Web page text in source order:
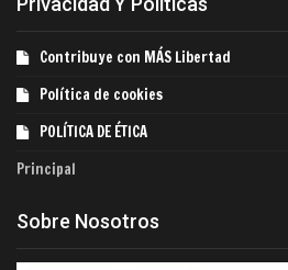
Contribuye con MÁS Libertad
Política de cookies
POLÍTICA DE ÉTICA
Principal
Sobre Nosotros